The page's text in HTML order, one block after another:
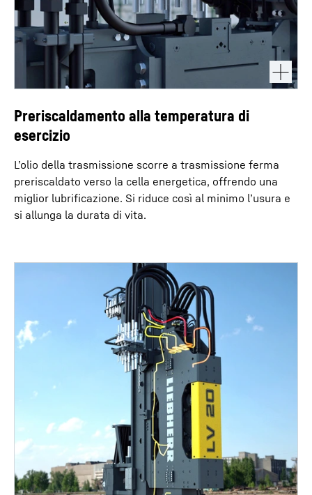
Preriscaldamento alla temperatura di
esercizio
L’olio della trasmissione scorre a trasmissione ferma
preriscaldato verso la cella energetica, offrendo una
miglior lubrificazione. Si riduce così al minimo l’usura e
si allunga la durata di vita.